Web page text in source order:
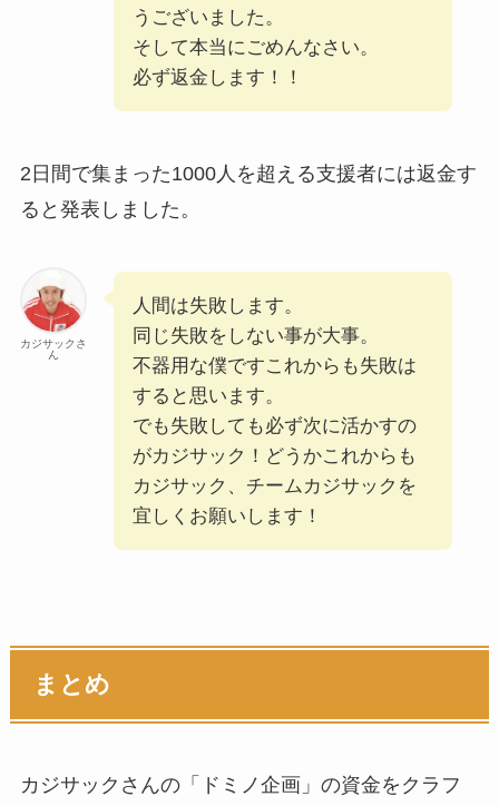
うございました。
そして本当にごめんなさい。
必ず返金します！！
2日間で集まった1000人を超える支援者には返金す
ると発表しました。
カジサックさ
ん
人間は失敗します。
同じ失敗をしない事が大事。
不器用な僕ですこれからも失敗は
すると思います。
でも失敗しても必ず次に活かすの
がカジサック！どうかこれからも
カジサック、チームカジサックを
宜しくお願いします！
まとめ
カジサックさんの「ドミノ企画」の資金をクラフ